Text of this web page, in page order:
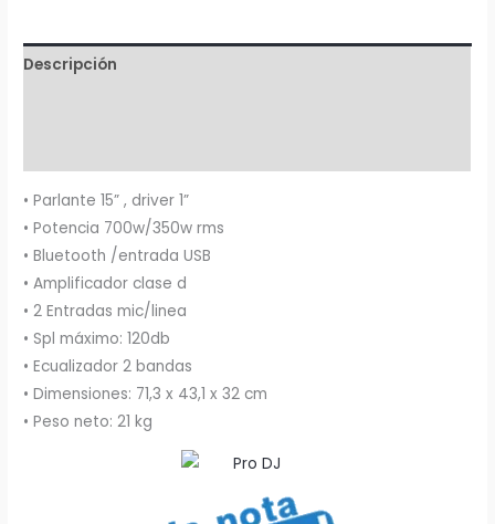
Dj
Descripción
• Parlante 15” , driver 1”
• Potencia 700w/350w rms
• Bluetooth /entrada USB
• Amplificador clase d
• 2 Entradas mic/linea
• Spl máximo: 120db
• Ecualizador 2 bandas
• Dimensiones: 71,3 x 43,1 x 32 cm
• Peso neto: 21 kg